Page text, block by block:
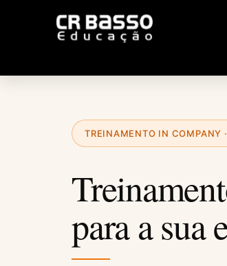
TREINAMENTO IN COMPANY
para a sua